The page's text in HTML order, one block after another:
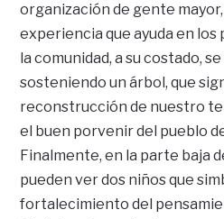
organización de gente
experiencia que ayuda en los
la comunidad, a su costado,
sosteniendo un árbol, que
reconstrucción de nuestro
el buen porvenir del pueblo
Finalmente, en la parte baja
pueden ver dos niños que
fortalecimiento del